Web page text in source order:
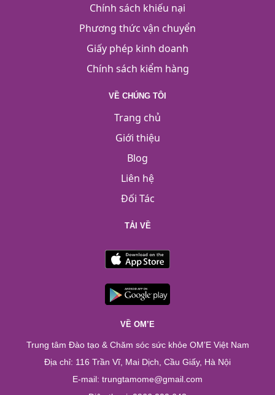
Chính sách khiếu nại
Phương thức vận chuyển
Giấy phép kinh doanh
Chính sách kiểm hàng
VỀ CHÚNG TÔI
Trang chủ
Giới thiệu
Blog
Liên hệ
Đối Tác
TẢI VỀ
VỀ OM’E
Trung tâm Đào tạo & Chăm sóc sức khỏe OM’E Việt Nam
Địa chỉ: 116 Trần Vĩ, Mai Dịch, Cầu Giấy, Hà Nội
E-mail: trungtamome@gmail.com